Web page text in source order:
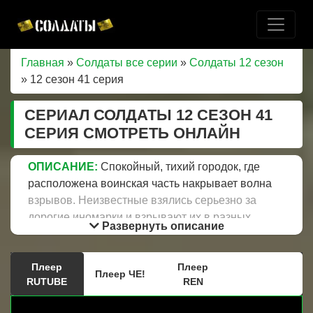
Главная » Солдаты все серии » Солдаты 12 сезон
» 12 сезон 41 серия
СЕРИАЛ СОЛДАТЫ 12 СЕЗОН 41
СЕРИЯ СМОТРЕТЬ ОНЛАЙН
ОПИСАНИЕ: Спокойный, тихий городок, где
расположена воинская часть накрывает волна
взрывов. Неизвестные взялись серьезно за
дорогие иномарки и взрывают их в разных
частях города. В часть конечно же приезжает
начальник МВД майор Катраженко, милиция не
может исключить того, что преступники получают
взрывчатку из воинской части. Внимания
Развернуть описание
Плеер
RUTUBE
Плеер ЧЕ!
Плеер
REN